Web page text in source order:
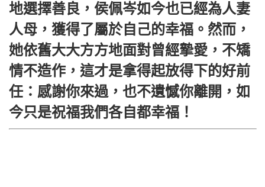
地選擇善良，侯佩岑如今也已經為人妻
人母，獲得了屬於自己的幸福。然而，
她依舊大大方方地面對曾經摯愛，不矯
情不造作，這才是拿得起放得下的好前
任：感謝你來過，也不遺憾你離開，如
今只是祝福我們各自都幸福！